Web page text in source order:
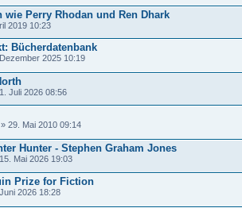
wie Perry Rhodan und Ren Dhark
2019 10:23
Bücherdatenbank
2025 10:19
1. Juli 2026 08:56
» 29. Mai 2010 09:14
Hunter - Stephen Graham Jones
15. Mai 2026 19:03
Prize for Fiction
2026 18:28